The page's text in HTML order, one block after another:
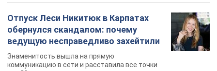
Отпуск Леси Никитюк в Карпатах
обернулся скандалом: почему
ведущую несправедливо захейтили
Знаменитость вышла на прямую
коммуникацию в сети и расставила все точки